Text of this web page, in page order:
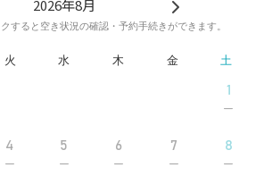
2026年8月
すると空き状況の確認・予約手続きができます。
火 水 木 金 土
1
4 5 6 7 8